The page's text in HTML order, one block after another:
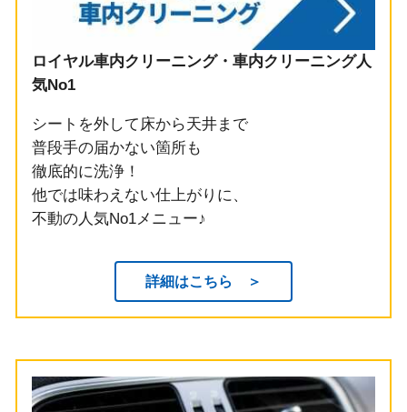
ロイヤル車内クリーニング・車内クリーニング人
気No1
シートを外して床から天井まで
普段手の届かない箇所も
徹底的に洗浄！
他では味わえない仕上がりに、
不動の人気No1メニュー♪
詳細はこちら ＞